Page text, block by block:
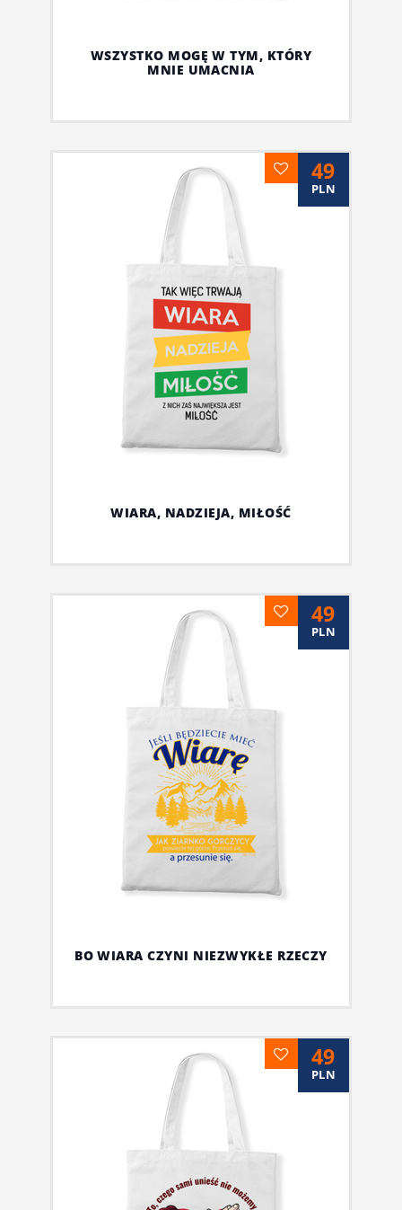
WSZYSTKO MOGĘ W TYM, KTÓRY
MNIE UMACNIA
49
PLN
WIARA, NADZIEJA, MIŁOŚĆ
49
PLN
BO WIARA CZYNI NIEZWYKŁE RZECZY
49
PLN